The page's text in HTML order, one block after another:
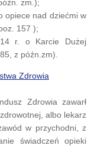
zm.);
opiece nad dziećmi w
157 );
r. o Karcie Dużej
z późn.zm).
Zdrowia
Zdrowia zawarł
albo lekarz
w przychodni, z
świadczeń opieki